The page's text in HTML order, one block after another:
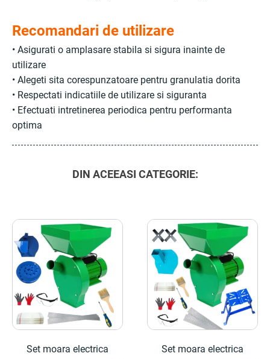
Recomandari de utilizare
• Asigurati o amplasare stabila si sigura inainte de
utilizare
• Alegeti sita corespunzatoare pentru granulatia dorita
• Respectati indicatiile de utilizare si siguranta
• Efectuati intretinerea periodica pentru performanta
optima
DIN ACEEASI CATEGORIE:
Set moara electrica
Set moara electrica